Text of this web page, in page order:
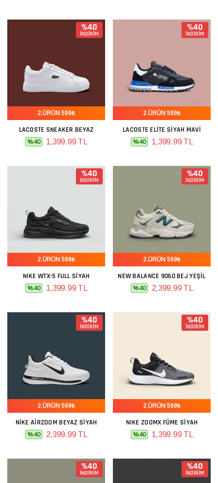
%40
İNDİRİM
2.ÜRÜN 599₺
LACOSTE SNEAKER BEYAZ
%40 1,399.99 TL
%40
İNDİRİM
2.ÜRÜN 599₺
LACOSTE ELITE SIYAH MAVI
%40 1,399.99 TL
%40
İNDİRİM
2.ÜRÜN 599₺
NIKE WTX-5 FULL SIYAH
%40 1,399.99 TL
%40
İNDİRİM
2.ÜRÜN 599₺
NEW BALANCE 9060 BEJ YEŞIL
%40 2,399.99 TL
%40
İNDİRİM
2.ÜRÜN 599₺
NIKE AIRZOOM BEYAZ SIYAH
%40 2,399.99 TL
%40
İNDİRİM
2.ÜRÜN 599₺
NIKE ZOOMX FÜME SIYAH
%40 1,399.99 TL
%40
İNDİRİM
%40
İNDİRİM